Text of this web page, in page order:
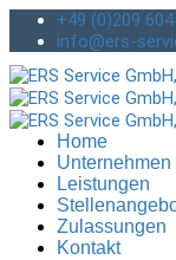
+49 (0)209
info@ers-
Home
Unternehmen
Leistungen
Zulassungen
Kontakt